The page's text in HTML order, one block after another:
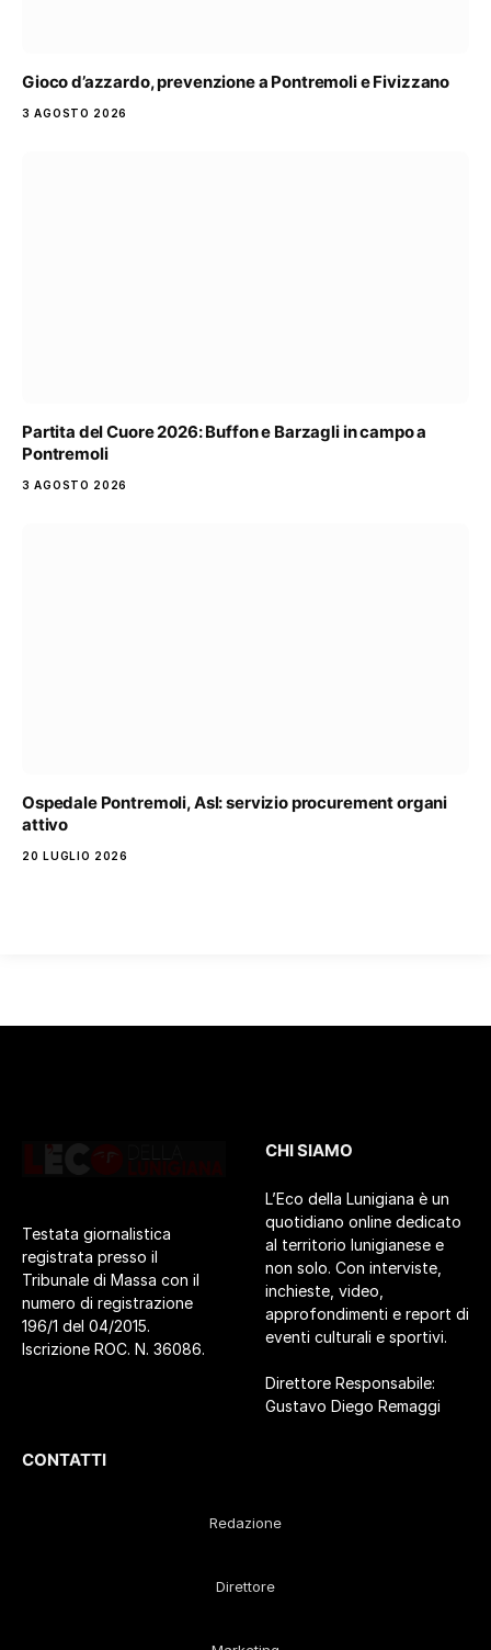
Gioco d’azzardo, prevenzione a Pontremoli e Fivizzano
3 AGOSTO 2026
Partita del Cuore 2026: Buffon e Barzagli in campo a
Pontremoli
3 AGOSTO 2026
Ospedale Pontremoli, Asl: servizio procurement organi
attivo
20 LUGLIO 2026
Testata giornalistica
registrata presso il
Tribunale di Massa con il
numero di registrazione
196/1 del 04/2015.
Iscrizione ROC. N. 36086.
CHI SIAMO
L’Eco della Lunigiana è un
quotidiano online dedicato
al territorio lunigianese e
non solo. Con interviste,
inchieste, video,
approfondimenti e report di
eventi culturali e sportivi.
Direttore Responsabile:
Gustavo Diego Remaggi
CONTATTI
Redazione
Direttore